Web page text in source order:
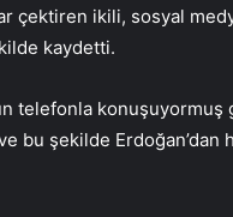
çektiren ikili, sosyal
kaydetti.
telefonla konuşuyormuş
bu şekilde Erdoğan’dan